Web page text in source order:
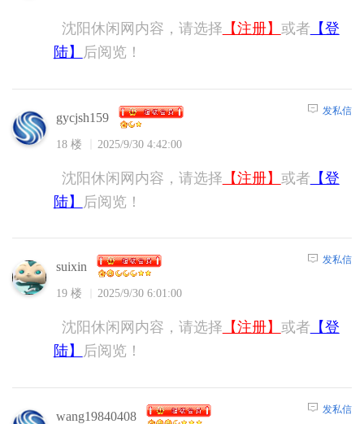
沈阳休闲网内容，请选择 【注册】 或者 【登
陆】
后阅览！
gycjsh159
18 楼 2025/9/30 4:42:00
发私信
沈阳休闲网内容，请选择 【注册】 或者 【登
陆】
后阅览！
suixin
19 楼 2025/9/30 6:01:00
发私信
沈阳休闲网内容，请选择 【注册】 或者 【登
陆】
后阅览！
wang19840408 发私信